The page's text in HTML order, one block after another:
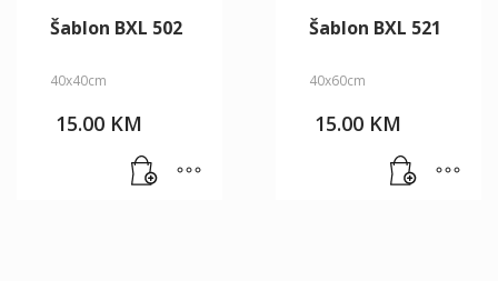
Šablon BXL 502
40x40cm
15.00 KM
Šablon BXL 521
40x60cm
15.00 KM